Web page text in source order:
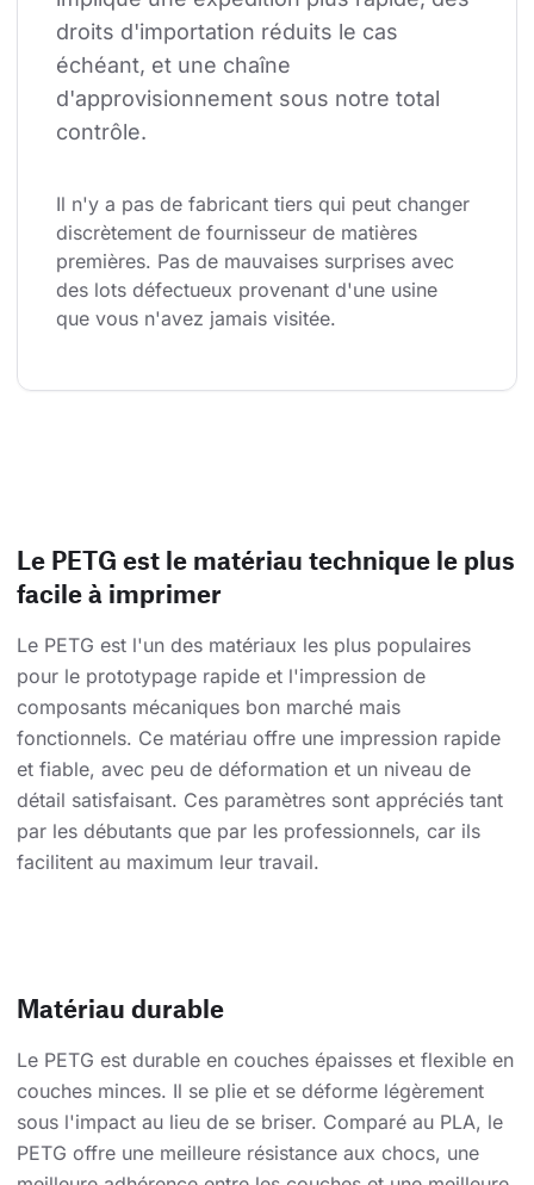
droits d'importation réduits le cas
échéant, et une chaîne
d'approvisionnement sous notre total
contrôle.
Il n'y a pas de fabricant tiers qui peut changer
discrètement de fournisseur de matières
premières. Pas de mauvaises surprises avec
des lots défectueux provenant d'une usine
que vous n'avez jamais visitée.
Le PETG est le matériau technique le plus
facile à imprimer
Le PETG est l'un des matériaux les plus populaires
pour le prototypage rapide et l'impression de
composants mécaniques bon marché mais
fonctionnels. Ce matériau offre une impression rapide
et fiable, avec peu de déformation et un niveau de
détail satisfaisant. Ces paramètres sont appréciés tant
par les débutants que par les professionnels, car ils
facilitent au maximum leur travail.
Matériau durable
Le PETG est durable en couches épaisses et flexible en
couches minces. Il se plie et se déforme légèrement
sous l'impact au lieu de se briser. Comparé au PLA, le
PETG offre une meilleure résistance aux chocs, une